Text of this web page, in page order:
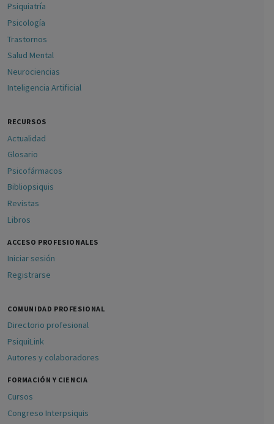
Psiquiatría
Psicología
Trastornos
Salud Mental
Neurociencias
Inteligencia Artificial
RECURSOS
Actualidad
Glosario
Psicofármacos
Bibliopsiquis
Revistas
Libros
ACCESO PROFESIONALES
Iniciar sesión
Registrarse
COMUNIDAD PROFESIONAL
Directorio profesional
PsiquiLink
Autores y colaboradores
FORMACIÓN Y CIENCIA
Cursos
Congreso Interpsiquis